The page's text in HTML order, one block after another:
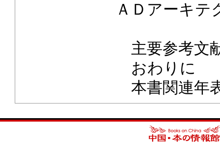
ＡＤアーキテ
主要参考文
おわりに
本書関連年